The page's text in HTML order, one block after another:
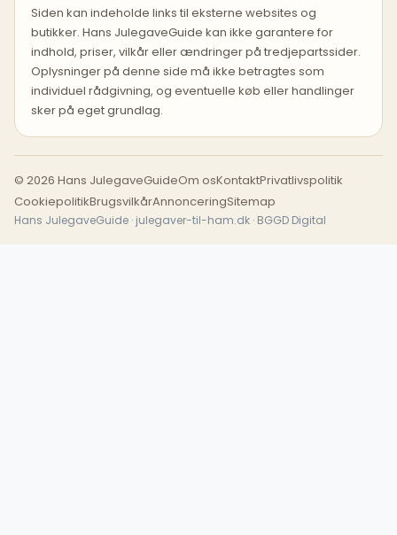
Siden kan indeholde links til eksterne websites og
butikker. Hans JulegaveGuide kan ikke garantere for
indhold, priser, vilkår eller ændringer på tredjepartssider.
Oplysninger på denne side må ikke betragtes som
individuel rådgivning, og eventuelle køb eller handlinger
sker på eget grundlag.
© 2026 Hans JulegaveGuideOm osKontaktPrivatlivspolitik
CookiepolitikBrugsvilkårAnnonceringSitemap
Hans JulegaveGuide · julegaver-til-ham.dk · BGGD Digital